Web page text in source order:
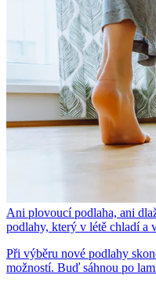
Ani plovoucí podlaha, ani
podlahy, který v létě chladí a
Při výběru nové podlahy
možností. Buď sáhnou po